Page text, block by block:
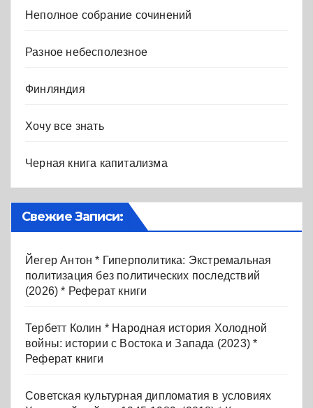
Неполное собрание сочинений
Разное небесполезное
Финляндия
Хочу все знать
Черная книга капитализма
Свежие Записи:
Йегер Антон * Гиперполитика: Экстремальная
политизация без политических последствий
(2026) * Реферат книги
Тербетт Колин * Народная история Холодной
войны: истории с Востока и Запада (2023) *
Реферат книги
Советская культурная дипломатия в условиях